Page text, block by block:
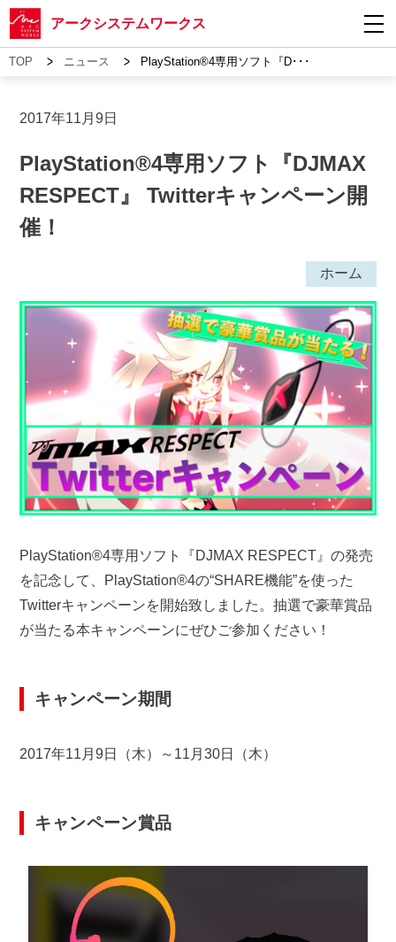
アークシステムワークス
TOP > ニュース > PlayStation®4専用ソフト『D･･･
2017年11月9日
PlayStation®4専用ソフト『DJMAX
RESPECT』 Twitterキャンペーン開
催！
ホーム
PlayStation®4専用ソフト『DJMAX RESPECT』の発売
を記念して、PlayStation®4の“SHARE機能”を使った
Twitterキャンペーンを開始致しました。抽選で豪華賞品
が当たる本キャンペーンにぜひご参加ください！
キャンペーン期間
2017年11月9日（木）～11月30日（木）
キャンペーン賞品